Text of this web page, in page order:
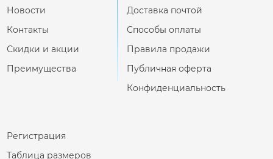
Новости
Контакты
Скидки и акции
Преимущества
Доставка почтой
Способы оплаты
Правила продажи
Публичная оферта
Конфиденциальность
Регистрация
Таблица размеров